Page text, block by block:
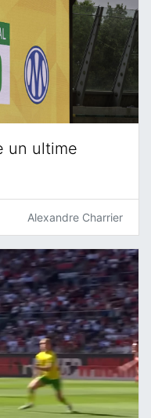
un ultime
Alexandre Charrier